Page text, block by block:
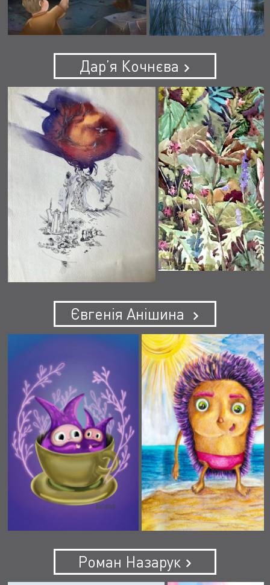
Дар’я Кочнєва
Євгенія Анішина
Роман Назарук